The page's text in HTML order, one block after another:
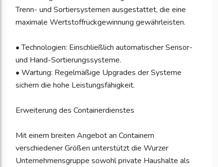
Trenn- und Sortiersystemen ausgestattet, die eine
maximale Wertstoffrückgewinnung gewährleisten.
• Technologien: Einschließlich automatischer Sensor-
und Hand-Sortierungssysteme.
• Wartung: Regelmäßige Upgrades der Systeme
sichern die hohe Leistungsfähigkeit.
Erweiterung des Containerdienstes
Mit einem breiten Angebot an Containern
verschiedener Größen unterstützt die Wurzer
Unternehmensgruppe sowohl private Haushalte als